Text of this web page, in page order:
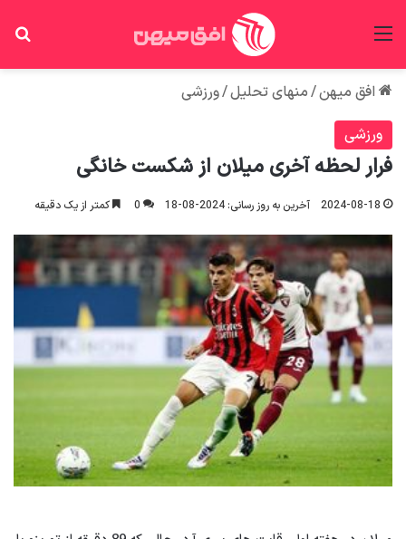
افق میهن/منهای تحلیل/ورزشی
ورزشی
فرار لحظه آخری میلان از شکست خانگی
2024-08-18 آخرین به روز رسانی: 2024-08-18 0 کمتر از یک دقیقه